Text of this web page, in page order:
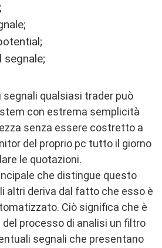
qualsiasi trader può
con estrema semplicità
senza essere costretto a
del proprio pc tutto il giorno
le quotazioni.
che distingue questo
altri deriva dal fatto che esso è
Ciò significa che è
processo di analisi un filtro
segnali che presentano